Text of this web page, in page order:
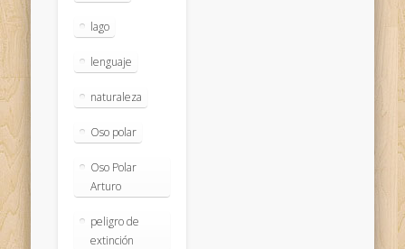
lago
lenguaje
naturaleza
Oso polar
Oso Polar
Arturo
peligro de
extinción